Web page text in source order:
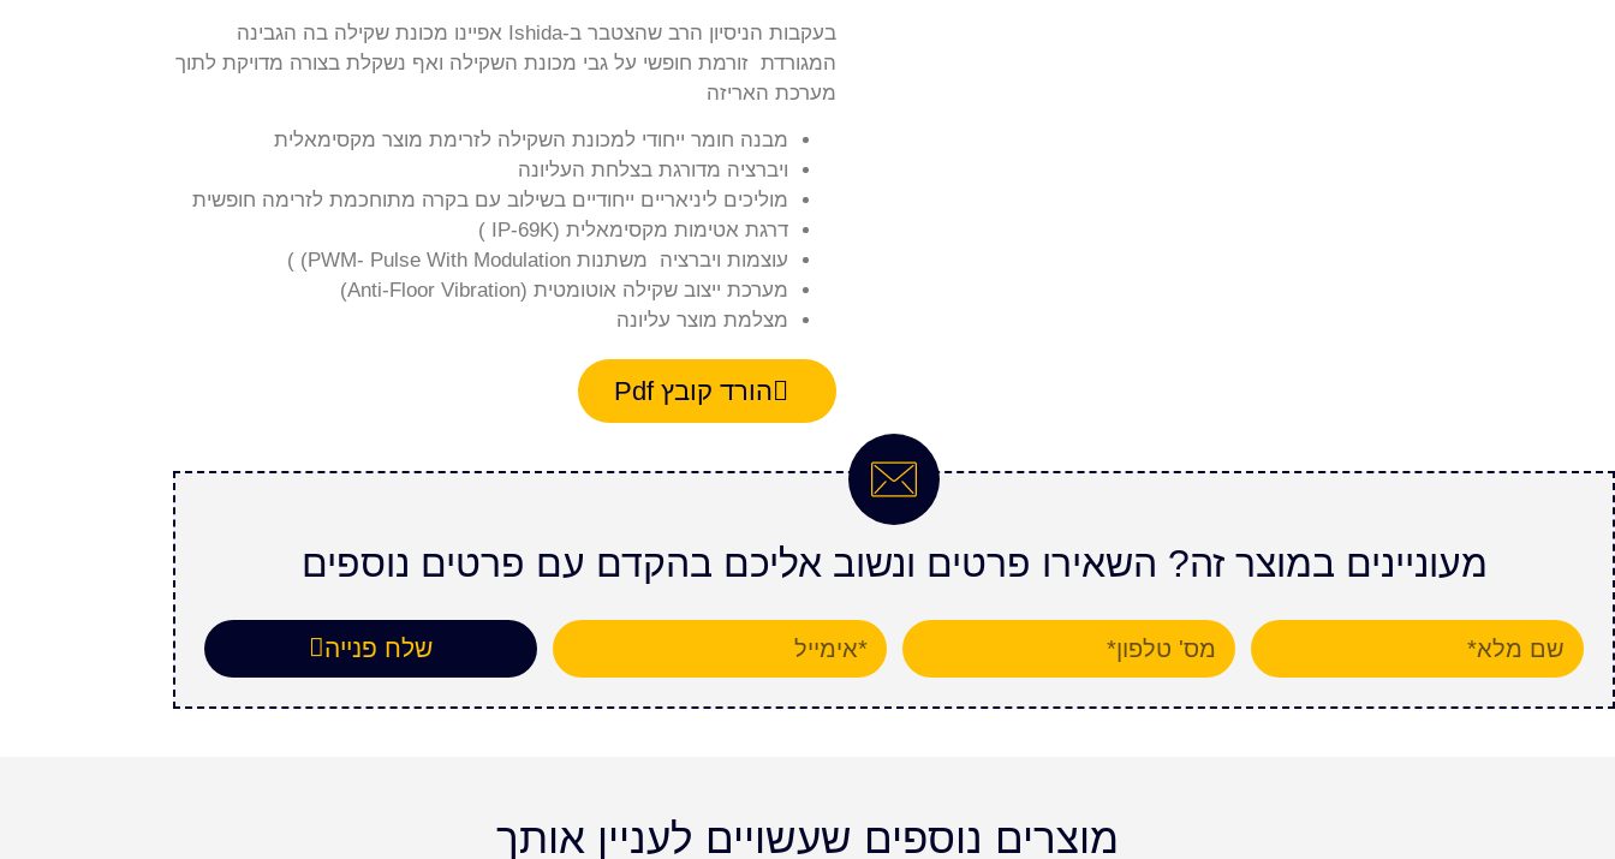
בעקבות הניסיון הרב שהצטבר ב-Ishida אפיינו מכונת שקילה בה הגבינה
המגורדת זורמת חופשי על גבי מכונת השקילה ואף נשקלת בצורה מדויקת לתוך
מערכת האריזה
מבנה חומר ייחודי למכונת השקילה לזרימת מוצר מקסימאלית
ויברציה מדורגת בצלחת העליונה
מוליכים ליניאריים ייחודיים בשילוב עם בקרה מתוחכמת לזרימה חופשית
דרגת אטימות מקסימאלית (IP-69K )
עוצמות ויברציה משתנות PWM- Pulse With Modulation) )
מערכת ייצוב שקילה אוטומטית (Anti-Floor Vibration)
מצלמת מוצר עליונה
הורד קובץ Pdf
מעוניינים במוצר זה? השאירו פרטים ונשוב אליכם בהקדם עם פרטים נוספים
שלח פנייה
מוצרים נוספים שעשויים לעניין אותך